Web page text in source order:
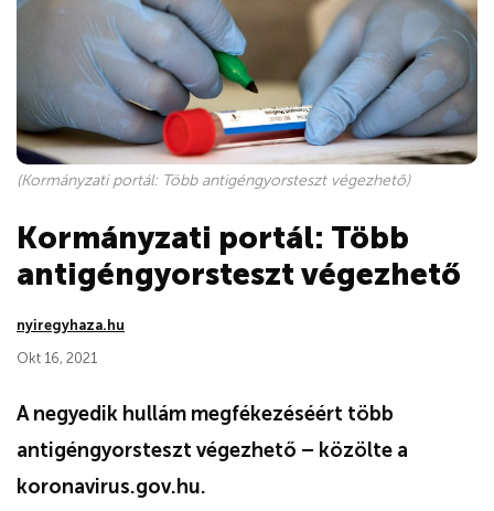
(Kormányzati portál: Több antigéngyorsteszt végezhető)
Kormányzati portál: Több
antigéngyorsteszt végezhető
nyiregyhaza.hu
Okt 16, 2021
A negyedik hullám megfékezéséért több
antigéngyorsteszt végezhető – közölte a
koronavirus.gov.hu.